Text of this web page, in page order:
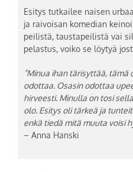
Esitys tutkailee naisen
ja raivoisan komedian
peilistä, taustapeilistä vai
pelastus, voiko se löytyä
”Minua ihan tärisyttää, tämä
odottaa. Osasin odottaa
hirveesti. Minulla on tosi
olo. Esitys oli tärkeä ja
enkä tiedä mitä muuta voisi
– Anna Hanski